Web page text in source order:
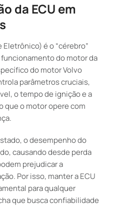
da ECU em
é o “cérebro”
do motor da
do motor Volvo
parâmetros cruciais,
o tempo de ignição e a
que o motor opere com
o desempenho do
causando desde perda
prejudicar a
Por isso, manter a ECU
para qualquer
que busca confiabilidade